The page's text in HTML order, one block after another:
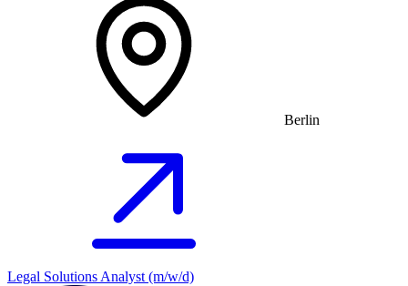
Berlin
Legal Solutions Analyst (m/w/d)